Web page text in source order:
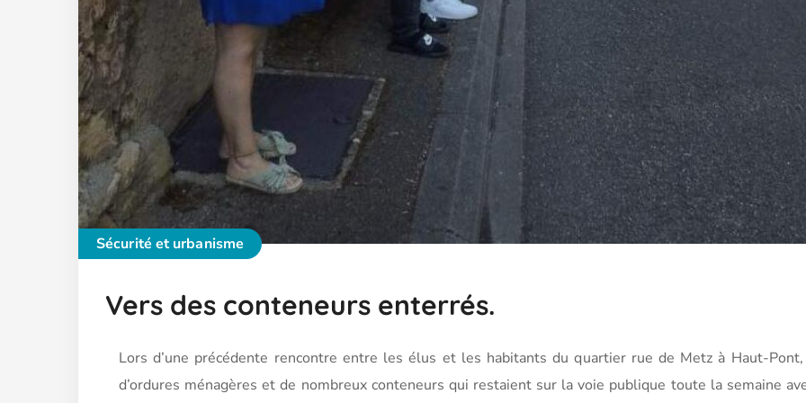
Sécurité et urbanisme
Vers des conteneurs enterrés.
Lors d’une précédente rencontre entre les élus et les habitants du quartier rue de Metz à Haut-
d’ordures ménagères et de nombreux conteneurs qui restaient sur la voie publique toute la semaine